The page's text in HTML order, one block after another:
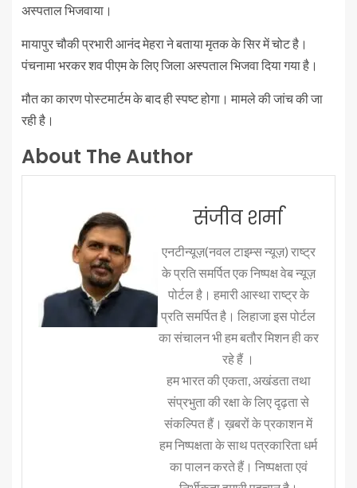
अस्पताल भिजवाया।
मायापुर चौकी प्रभारी आनंद मेहरा ने बताया मृतक के सिर में चोट है।
पंचनामा भरकर शव पीएम के लिए जिला अस्पताल भिजवा दिया गया है।
मौत का कारण पोस्टमार्टम के बाद ही स्पष्ट होगा। मामले की जांच की जा
रही है।
About The Author
संजीव शर्मा
एनटीन्यूज़(नवल टाइम्स न्यूज़) राष्ट्र
के प्रति समर्पित एक निष्पक्ष वेब न्यूज़
पोर्टल है। हमारी आस्था राष्ट्र के
प्रति समर्पित है। लिहाजा इस पोर्टल
का संचालन भी हम बतौर मिशन ही कर
रहे हैं ।
हम भारत की एकता, अखंडता तथा
संप्रभुता की रक्षा के लिए दृढ़ता से
संकल्पित हैं। ख़बरों के प्रकाशन में
हम निष्पक्षता के साथ पत्रकारिता धर्म
का पालन करते हैं। निष्पक्षता एवं